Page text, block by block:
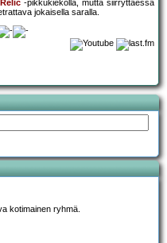
Relic -pikkukiekolla, mutta siirryttäessä
jokaisella saralla.
kotimainen ryhmä.